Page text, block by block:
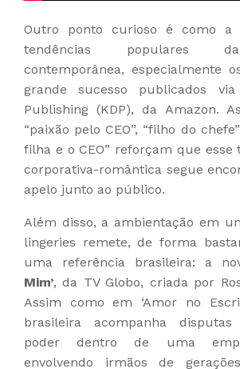
Outro ponto curioso é como a
tendências populares
contemporânea, especialmente
grande sucesso publicados
Publishing (KDP), da Amazon.
“paixão pelo CEO”, “filho do
filha e o CEO” reforçam que esse
corporativa-romântica segue
apelo junto ao público.
Além disso, a ambientação em
lingeries remete, de forma
uma referência brasileira: a
Mim’, da TV Globo, criada por
Assim como em ‘Amor no
brasileira acompanha
poder dentro de uma
envolvendo irmãos de